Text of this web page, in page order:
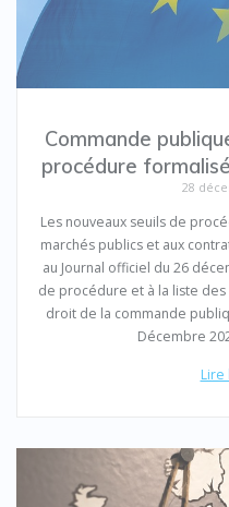
Commande
procédure
28
Les nouveaux seuils de
marchés publics et aux
au Journal officiel du 26
de procédure et à la liste
droit de la commande
Décembre
Lire